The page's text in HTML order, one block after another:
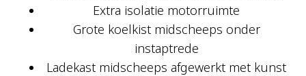
Extra isolatie motorruimte
Grote koelkist midscheeps onder
instaptrede
Ladekast midscheeps afgewerkt met kunst